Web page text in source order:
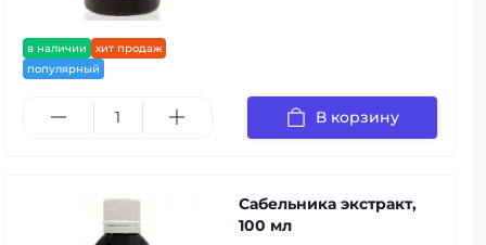
в наличии
хит продаж
популярный
В корзину
Сабельника экстракт,
100 мл